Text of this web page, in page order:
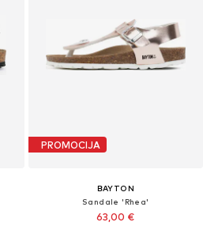
PROMOCIJA
BAYTON
Sandale 'Rhea'
63,00 €